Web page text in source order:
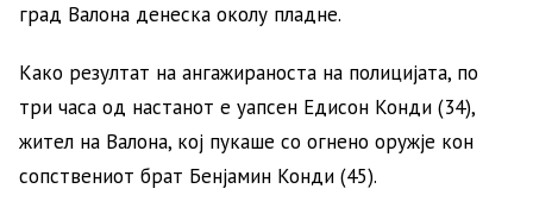
град Валона денеска околу пладне.
Како резултат на ангажираноста на полицијата, по
три часа од настанот е уапсен Едисон Конди (34),
жител на Валона, кој пукаше со огнено оружје кон
сопствениот брат Бенјамин Конди (45).